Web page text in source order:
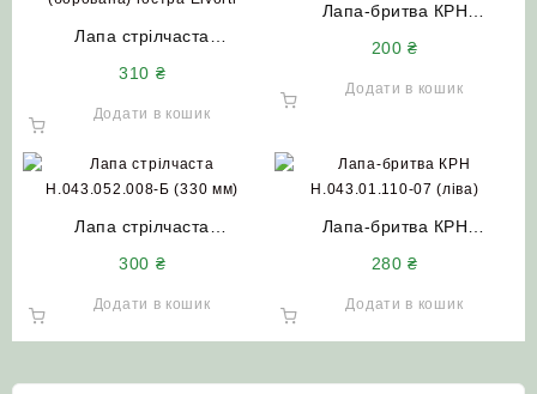
Лапа стрілчаста
(борована) гостра Elvorti
310 ₴
Додати в кошик
Лапа-бритва КРН
наплавлена сормайтом
200₴
Додати в кошик
Лапа стрілчаста
борована (шепетівський
кут) Велес Агро
300 ₴
Додати в кошик
Лапа-бритва КРН
борована Велес Агро
280₴
Додати в кошик